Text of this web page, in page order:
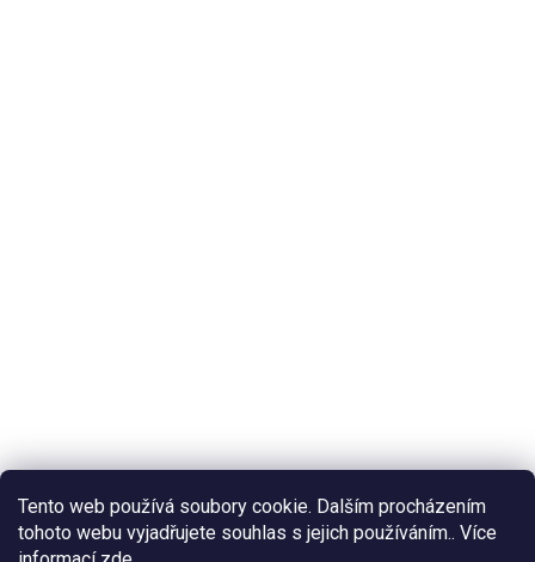
Tento web používá soubory cookie. Dalším procházením
tohoto webu vyjadřujete souhlas s jejich používáním.. Více